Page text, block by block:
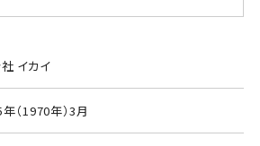
イカイ
（1970年）3月